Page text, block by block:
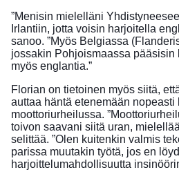
”Menisin mielelläni
Irlantiin, jotta voisin harjoitella
sanoo. ”Myös Belgiassa
jossakin Pohjoismaassa pääsisin
myös englantia.”
Florian on tietoinen myös siitä,
auttaa häntä etenemään
moottoriurheilussa.
toivon saavani siitä uran,
selittää. ”Olen kuitenkin valmis
parissa muutakin työtä, jos en
harjoittelumahdollisuutta